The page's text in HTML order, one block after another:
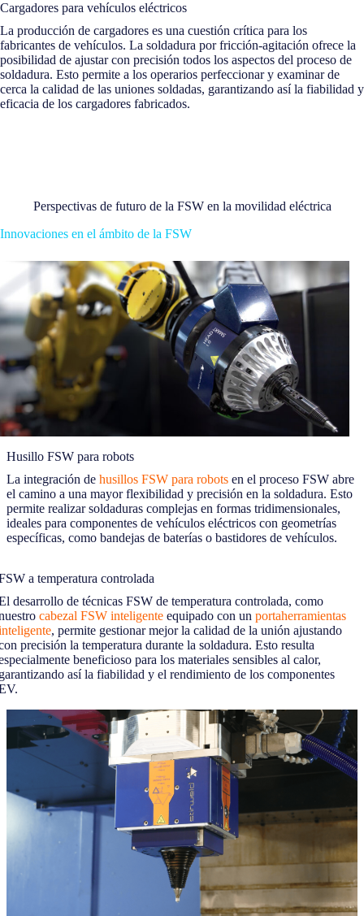
Cargadores para vehículos eléctricos
La producción de cargadores es una cuestión crítica para los
fabricantes de vehículos. La soldadura por fricción-agitación ofrece la
posibilidad de ajustar con precisión todos los aspectos del proceso de
soldadura. Esto permite a los operarios perfeccionar y examinar de
cerca la calidad de las uniones soldadas, garantizando así la fiabilidad y
eficacia de los cargadores fabricados.
Perspectivas de futuro de la FSW en la movilidad eléctrica
Innovaciones en el ámbito de la FSW
Husillo FSW para robots
La integración de husillos FSW para robots en el proceso FSW abre
el camino a una mayor flexibilidad y precisión en la soldadura. Esto
permite realizar soldaduras complejas en formas tridimensionales,
ideales para componentes de vehículos eléctricos con geometrías
específicas, como bandejas de baterías o bastidores de vehículos.
a temperatura controlada
desarrollo de técnicas FSW de temperatura controlada, como
cabezal FSW inteligente equipado con un portaherramientas
, permite gestionar mejor la calidad de la unión ajustando
precisión la temperatura durante la soldadura. Esto resulta
beneficioso para los materiales sensibles al calor,
así la fiabilidad y el rendimiento de los componentes